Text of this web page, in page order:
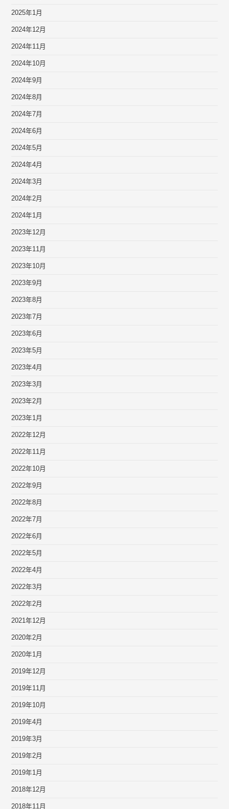
2025年1月
2024年12月
2024年11月
2024年10月
2024年9月
2024年8月
2024年7月
2024年6月
2024年5月
2024年4月
2024年3月
2024年2月
2024年1月
2023年12月
2023年11月
2023年10月
2023年9月
2023年8月
2023年7月
2023年6月
2023年5月
2023年4月
2023年3月
2023年2月
2023年1月
2022年12月
2022年11月
2022年10月
2022年9月
2022年8月
2022年7月
2022年6月
2022年5月
2022年4月
2022年3月
2022年2月
2021年12月
2020年2月
2020年1月
2019年12月
2019年11月
2019年10月
2019年4月
2019年3月
2019年2月
2019年1月
2018年12月
2018年11月